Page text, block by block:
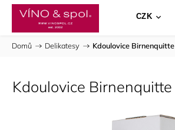
CZK
Domů / Delikatesy / Kdoulovice Birnenquitte
Kdoulovice Birnenquitte